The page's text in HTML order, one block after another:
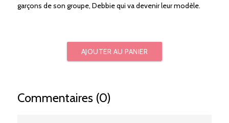
garçons de son groupe, Debbie qui va devenir leur modèle.
AJOUTER AU PANIER
Commentaires (0)